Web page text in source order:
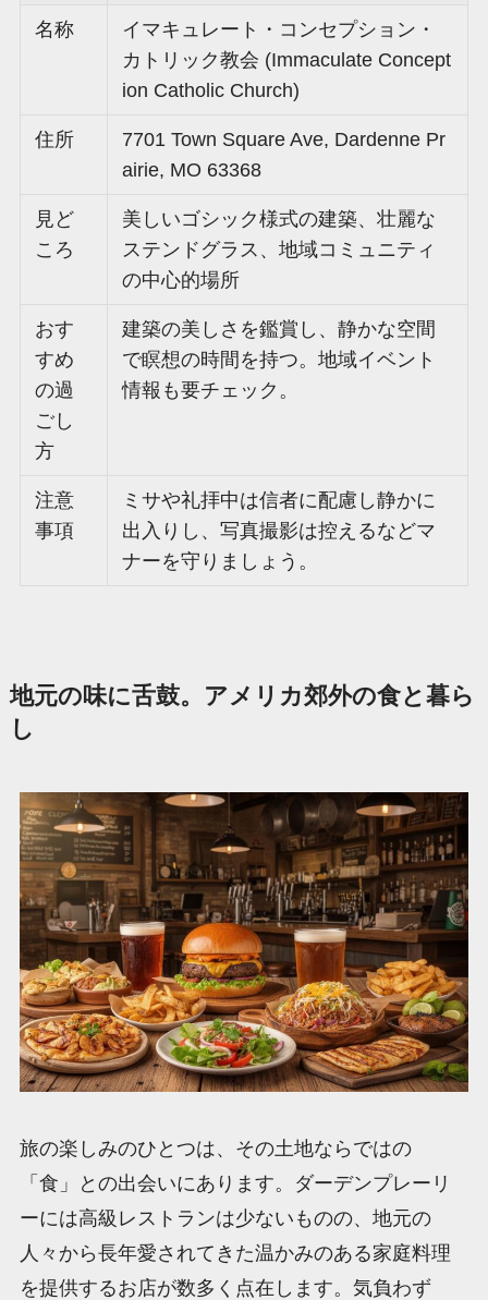
名称
イマキュレート・コンセプション・
カトリック教会 (Immaculate Concept
ion Catholic Church)
住所
7701 Town Square Ave, Dardenne Pr
airie, MO 63368
見ど
ころ
美しいゴシック様式の建築、壮麗な
ステンドグラス、地域コミュニティ
の中心的場所
おす
すめ
の過
ごし
方
建築の美しさを鑑賞し、静かな空間
で瞑想の時間を持つ。地域イベント
情報も要チェック。
注意
事項
ミサや礼拝中は信者に配慮し静かに
出入りし、写真撮影は控えるなどマ
ナーを守りましょう。
地元の味に舌鼓。アメリカ郊外の食と暮ら
し
旅の楽しみのひとつは、その土地ならではの
「食」との出会いにあります。ダーデンプレーリ
ーには高級レストランは少ないものの、地元の
人々から長年愛されてきた温かみのある家庭料理
を提供するお店が数多く点在します。気負わず